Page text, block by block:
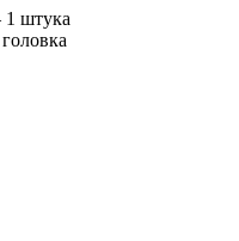
1 штука